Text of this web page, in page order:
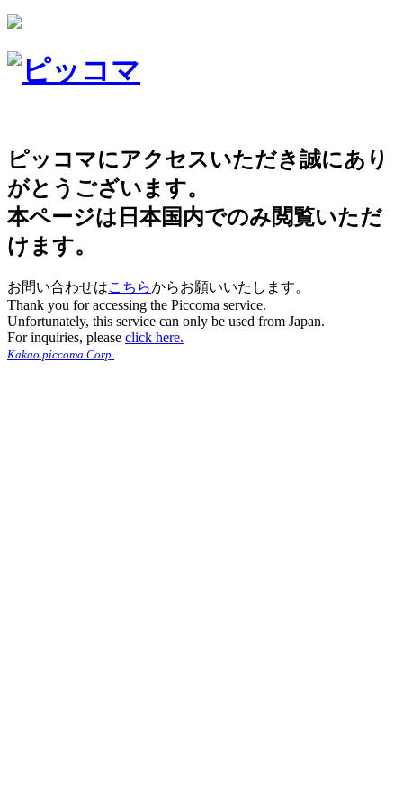
ピッコマにアクセスいただき誠にあり
がとうございます。
本ページは日本国内でのみ閲覧いただ
けます。
お問い合わせはこちらからお願いいたします。
Thank you for accessing the Piccoma service.
Unfortunately, this service can only be used from Japan.
For inquiries, please click here.
Kakao piccoma Corp.